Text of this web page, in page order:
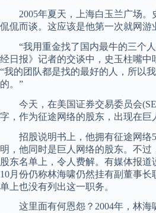
2005年夏天，上海白玉兰广场。
侃侃而谈。这应该是他第一次就网游
“我用重金找了国内最牛的三个人
经日报》记者的交谈中，史玉柱嘴中
“我的团队都是找的最好的人，所以
的。”
今天，在美国证券交易委员会
字，作为征途网络的股东，出现在巨
招股说明书上，他拥有征途网络
明，他同时是巨人网络的股东。不
股东名单上，令人费解。有媒体报
10月份仍称林海啸仍然挂有副董事
单上也没有列出这一职务。
这里面有何恩怨？2004年，林海